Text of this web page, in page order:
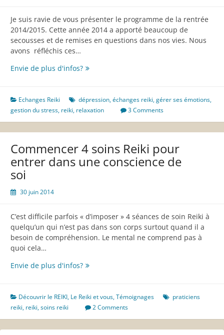
Je suis ravie de vous présenter le programme de la rentrée
2014/2015. Cette année 2014 a apporté beaucoup de
secousses et de remises en questions dans nos vies. Nous
avons réfléchis ces…
Envie de plus d'infos?Programme
la
saison
2014-
2015
Echanges Reiki dépression,échanges reiki,gérer ses émotions,
gestion du stress, reiki, relaxation 3 Comments
Commencer 4 soins Reiki pour
entrer dans une conscience de
soi
30 juin 2014
C’est difficile parfois « d’imposer » 4 séances de soin Reiki à
quelqu’un qui n’est pas dans son corps surtout quand il a
besoin de compréhension. Le mental ne comprend pas à
quoi cela…
Envie de plus d'infos?Commencer
Reiki
pour
entrer
dans
Découvrir le REIKI, Le Reiki et vous,Témoignages
praticiens
reiki, reiki,soins reiki 2 Comments